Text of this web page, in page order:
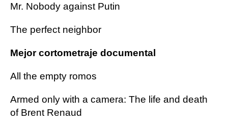
Mr. Nobody against Putin
The perfect neighbor
Mejor cortometraje documental
All the empty romos
Armed only with a camera: The life and death
of Brent Renaud